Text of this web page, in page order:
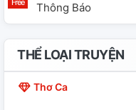
Thông Báo
THỂ LOẠI TRUYỆN
Thơ Ca